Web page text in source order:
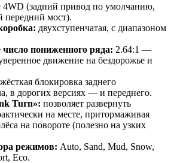
4WD (задний привод по умолчанию,
передний мост).
двухступенчатая, с диапазоном
число пониженного ряда: 2.64:1 —
движение на бездорожье и
жёсткая блокировка заднего
в дорогих версиях — и переднего.
Turn»: позволяет развернуть
на месте, притормаживая
на повороте (полезно на узких
режимов: Auto, Sand, Mud, Snow,
Eco.